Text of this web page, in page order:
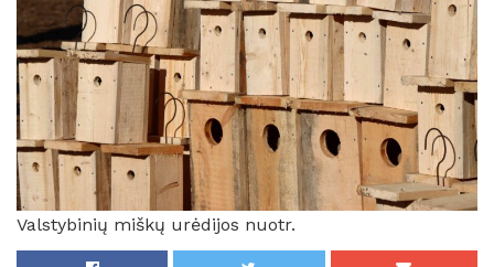
Valstybinių miškų urėdijos nuotr.